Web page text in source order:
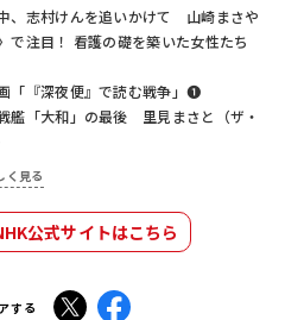
、志村けんを追いかけて 山崎まさや
で注目！ 看護の礎を築いた女性たち
「『深夜便』で読む戦争」❶
艦「大和」の最後 里見まさと（ザ・
く見る
公式サイトはこちら
する X Facebook